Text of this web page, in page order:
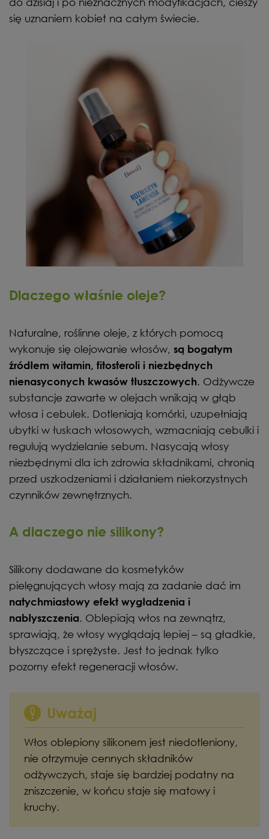
się uznaniem kobiet na całym świecie.
Dlaczego właśnie oleje?
Naturalne, roślinne oleje, z których pomocą
wykonuje się olejowanie włosów, są bogatym
źródłem witamin, fitosteroli i niezbędnych
nienasyconych kwasów tłuszczowych. Odżywcze
substancje zawarte w olejach wnikają w głąb
włosa i cebulek. Dotleniają komórki, uzupełniają
ubytki w łuskach włosowych, wzmacniają cebulki i
regulują wydzielanie sebum. Nasycają włosy
niezbędnymi dla ich zdrowia składnikami, chronią
przed uszkodzeniami i działaniem niekorzystnych
czynników zewnętrznych.
A dlaczego nie silikony?
Silikony dodawane do kosmetyków
pielęgnujących włosy mają za zadanie dać im
natychmiastowy efekt wygładzenia i
nabłyszczenia. Oblepiają włos na zewnątrz,
sprawiają, że włosy wyglądają lepiej – są gładkie,
błyszczące i sprężyste. Jest to jednak tylko
pozorny efekt regeneracji włosów.
Uważaj
Włos oblepiony silikonem jest niedotleniony,
nie otrzymuje cennych składników
odżywczych, staje się bardziej podatny na
zniszczenie, w końcu staje się matowy i
kruchy.